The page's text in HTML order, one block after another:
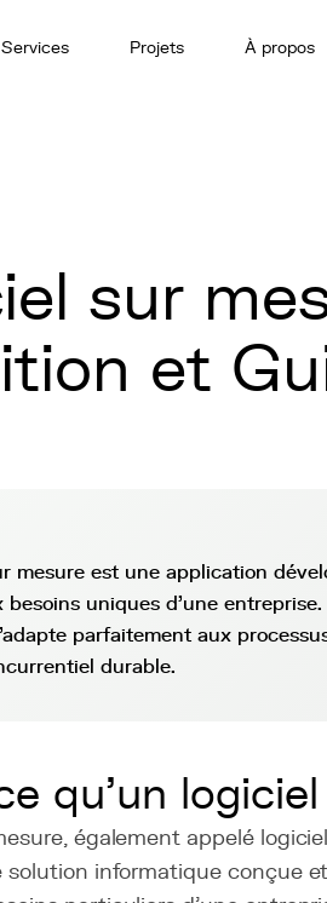
Services Projets À propos
sur
et
mesure est une application
besoins uniques d'une
parfaitement aux
durable.
qu'un
également appelé
solution informatique conçue